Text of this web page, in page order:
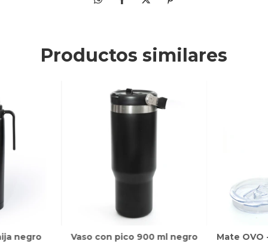
Productos similares
negro Vaso con pico 900 ml negro Mate OVO